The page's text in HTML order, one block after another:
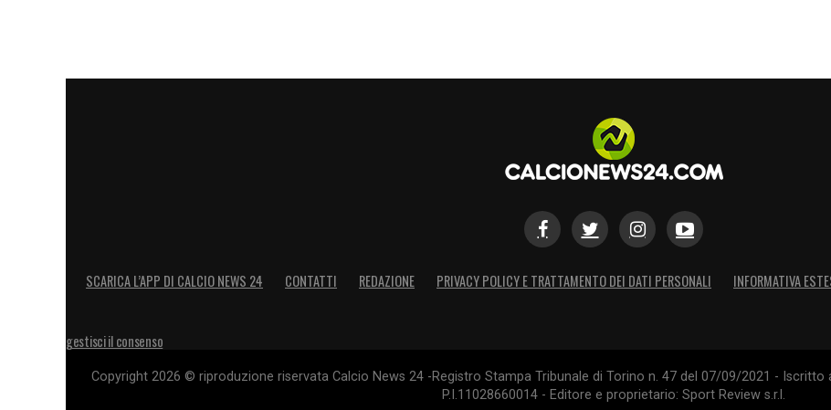
SCARICA L’APP DI CALCIO NEWS 24 CONTATTI REDAZIONE PRIVACY POLICY E TRATTAMENTO DEI DATI PERSONALI INFORMATIVA
gestisci il consenso
Copyright 2026 © riproduzione riservata Calcio News 24 -Registro Stampa Tribunale di Torino n. 47 del 07/09/2021 -
P.I.11028660014 - Editore e proprietario: Sport Review s.r.l.